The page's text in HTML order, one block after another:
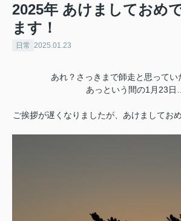
2025年 あけましておめ
ます！
日常 2025.01.23
あれ？さっきまで師走と思ってい
あっという間の1月23日…
ご挨拶が遅くなりましたが、あけましてお